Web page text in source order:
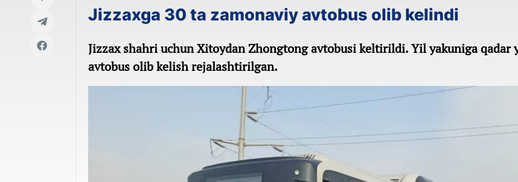
Jizzaxga 30 ta zamonaviy avtobus olib kelindi
Jizzax shahri uchun Xitoydan Zhongtong avtobusi keltirildi. Yil yakuniga qadar
avtobus olib kelish rejalashtirilgan.